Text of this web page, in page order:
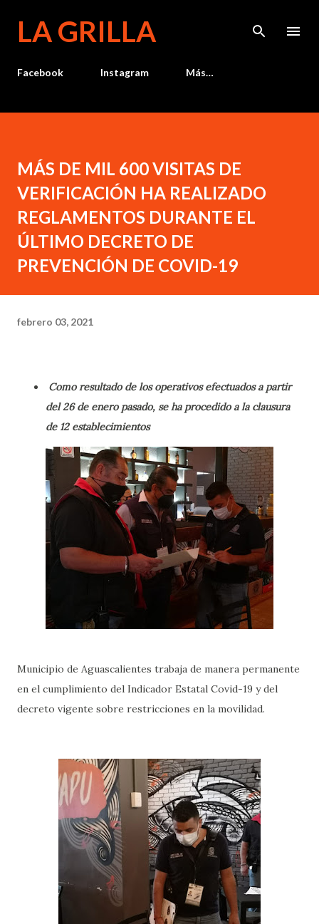
LA GRILLA
Facebook Instagram Más…
MÁS DE MIL 600 VISITAS DE
VERIFICACIÓN HA REALIZADO
REGLAMENTOS DURANTE EL
ÚLTIMO DECRETO DE
PREVENCIÓN DE COVID-19
febrero 03, 2021
Como resultado de los operativos efectuados a partir
del 26 de enero pasado, se ha procedido a la clausura
de 12 establecimientos
Municipio de Aguascalientes trabaja de manera permanente
en el cumplimiento del Indicador Estatal Covid-19 y del
decreto vigente sobre restricciones en la movilidad.